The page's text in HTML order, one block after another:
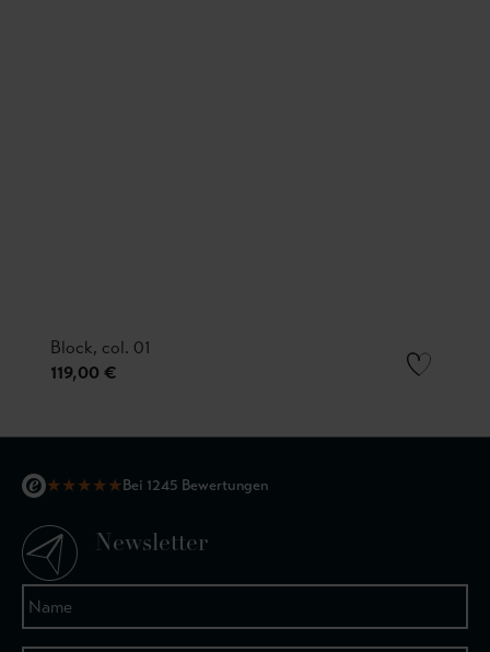
Block, col. 01
119,00 €
★★★★★Bei 1245 Bewertungen
Newsletter